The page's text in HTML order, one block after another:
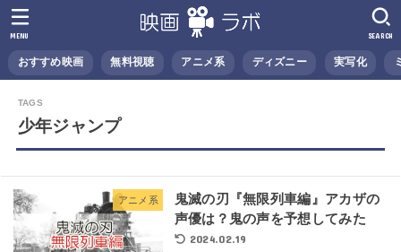
おすすめ映画 無料視聴 アニメ系 ディズニー 実写化
SEARCH
MENU
少年ジャンプ
アニメ系
鬼滅の刃『無限列車編』アカザの
声優は？鬼の声を予想してみた
2024.02.19